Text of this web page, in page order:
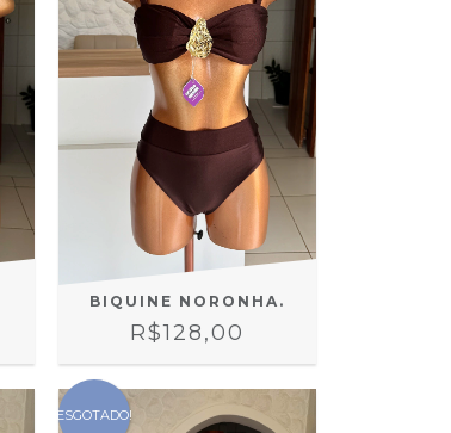
BIQUINE NORONHA.
R$128,00
ESGOTADO!